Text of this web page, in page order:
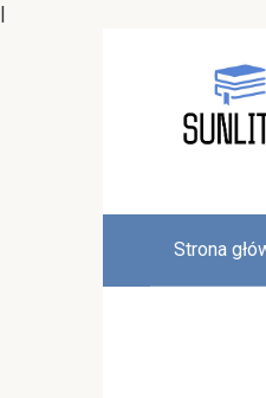
|
Strona